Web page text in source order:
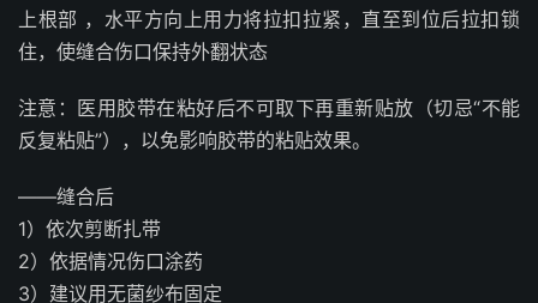
上根部 ，水平方向上用力将拉扣拉紧，直至到位后拉扣锁
住，使缝合伤口保持外翻状态
注意：医用胶带在粘好后不可取下再重新贴放（切忌“不能
反复粘贴”），以免影响胶带的粘贴效果。
——缝合后
1）依次剪断扎带
2）依据情况伤口涂药
3）建议用无菌纱布固定